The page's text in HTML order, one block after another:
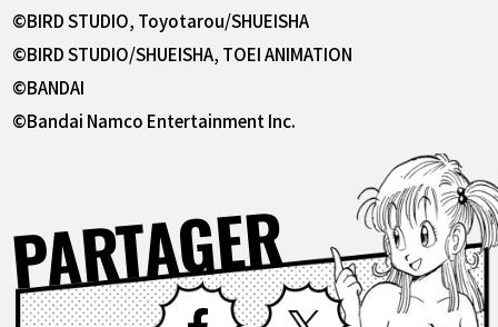
©BIRD STUDIO, Toyotarou/SHUEISHA
©BIRD STUDIO/SHUEISHA, TOEI ANIMATION
©BANDAI
©Bandai Namco Entertainment Inc.
PARTAGERFacebook X